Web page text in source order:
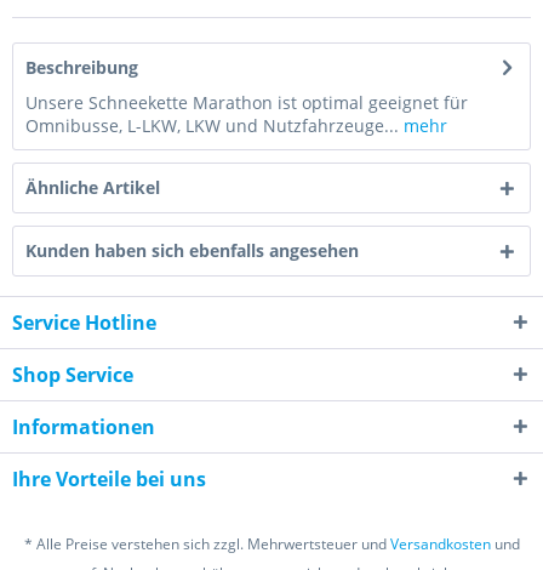
Beschreibung
Unsere Schneekette Marathon ist optimal geeignet für
Omnibusse, L-LKW, LKW und Nutzfahrzeuge... mehr
Ähnliche Artikel
Kunden haben sich ebenfalls angesehen
Service Hotline
Shop Service
Informationen
Ihre Vorteile bei uns
* Alle Preise verstehen sich zzgl. Mehrwertsteuer undVersandkostenund